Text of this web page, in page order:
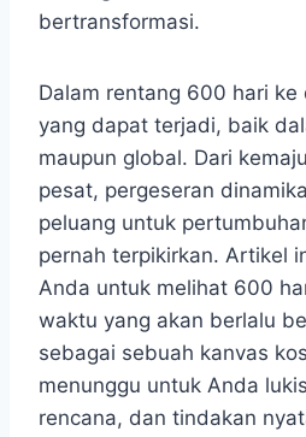
bertransformasi.
Dalam rentang 600 hari ke
yang dapat terjadi, baik
maupun global. Dari
pesat, pergeseran
peluang untuk
pernah terpikirkan. Artikel
Anda untuk melihat 600
waktu yang akan berlalu
sebagai sebuah kanvas
menunggu untuk Anda
rencana, dan tindakan